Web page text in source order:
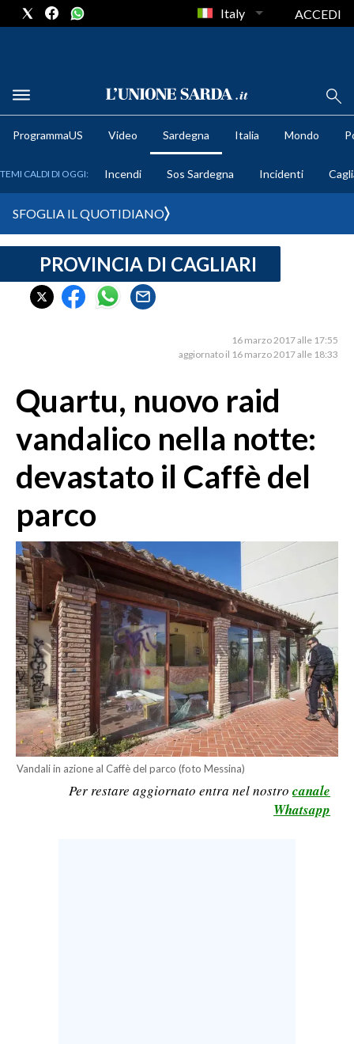
METEO
CRONACA SARDEGNA
CAGLIARI
SASSARI E PROVINCIA
GALLURA
OGLIASTRA
CRONACA
ITALIA
MONDO
POLITICA
ECONOMIA
SERVIZI ALLE IMPRESE
LAVORO
BANDI
SPORT IN SARDEGNA
Italy ACCEDI
ProgrammaUS Video Sardegna Italia Mondo
TEMI CALDI DI OGGI: Incendi Sos Sardegna Incidenti
SFOGLIA IL QUOTIDIANO
PROVINCIA DI CAGLIARI
16 marzo 2017 alle 17:55
aggiornato il 16 marzo 2017 alle 18:33
Quartu, nuovo raid
vandalico nella notte:
devastato il Caffè del
parco
Vandali in azione al Caffè del parco (foto Messina)
Per restare aggiornato entra nel nostro canale
Whatsapp